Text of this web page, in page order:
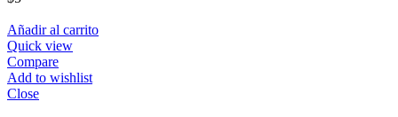
Añadir al carrito
Quick view
Compare
Add to wishlist
Close